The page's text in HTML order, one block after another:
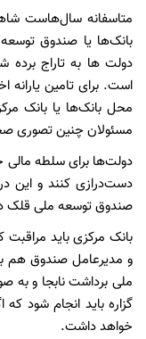
متاسفانه سال‌هاست
بانک‌ها یا صندوق
دولت ها به تاراج برده
است. برای تامین یارانه
محل بانک‌ها یا بانک
مسئولان چنین تصوری
دولت‌ها برای سلطه مالی
دست‌درازی کنند و این
صندوق توسعه ملی قلک
بانک مرکزی باید
و مدیرعامل صندوق هم
ملی برداشت نابجا و به
گزاره باید انجام شود
خواهد داشت.